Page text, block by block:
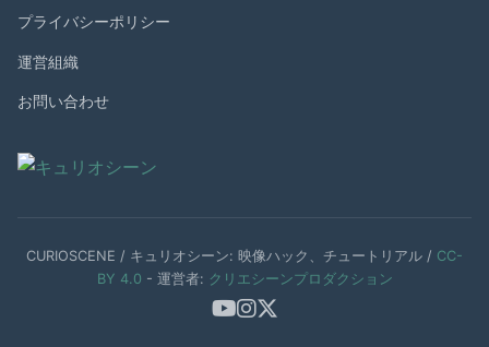
プライバシーポリシー
運営組織
お問い合わせ
CURIOSCENE / キュリオシーン: 映像ハック、チュートリアル / CC-
BY 4.0 - 運営者: クリエシーンプロダクション